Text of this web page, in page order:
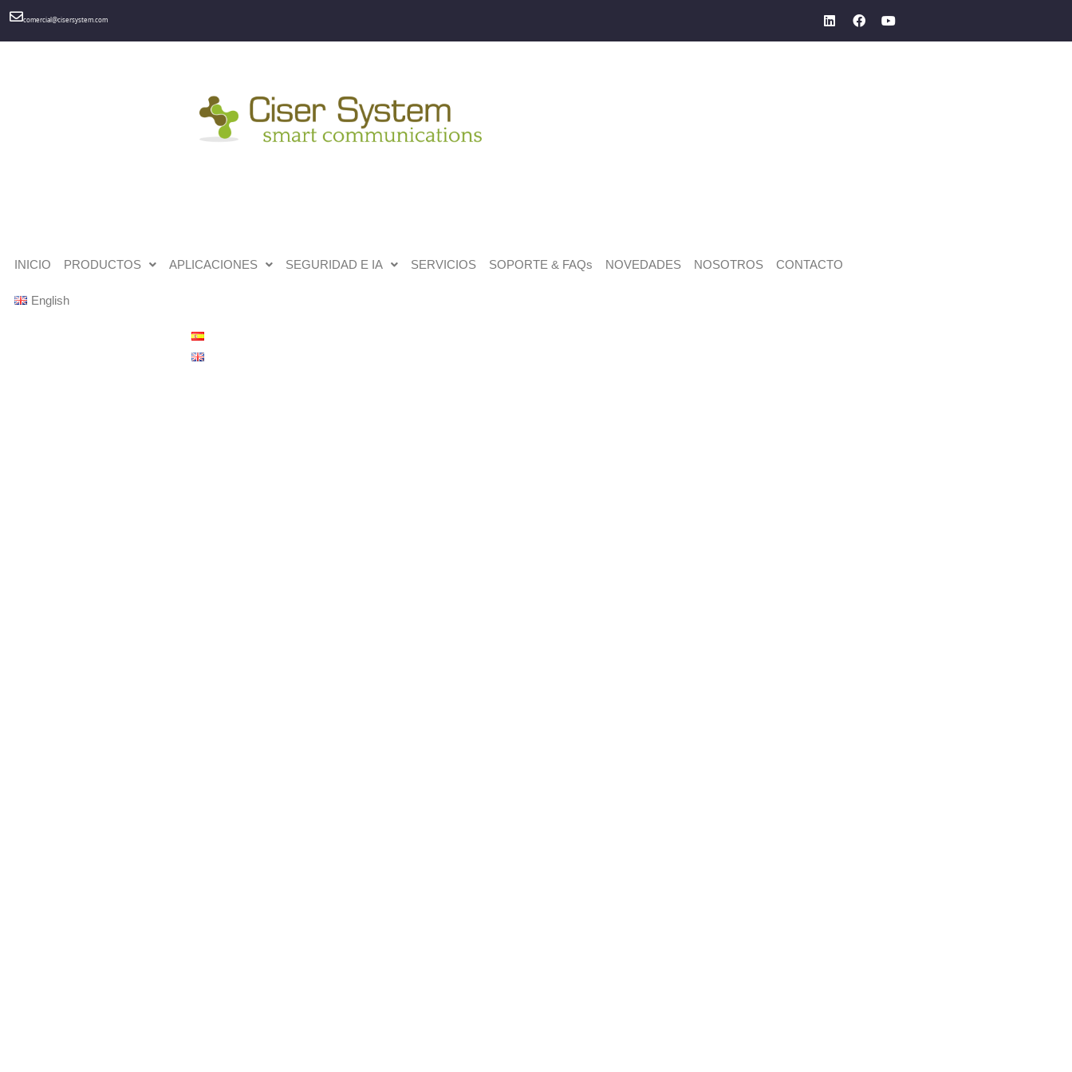
comercial@cisersystem.com
INICIO PRODUCTOS APLICACIONES SEGURIDAD E IA SERVICIOS SOPORTE & FAQs NOVEDADES NOSOTROS CONTACTO
English